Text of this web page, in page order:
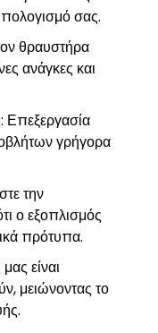
σας.
θραυστήρα
ανάγκες και
Επεξεργασία
γρήγορα
την
ο εξοπλισμός
πρότυπα.
είναι
μειώνοντας το